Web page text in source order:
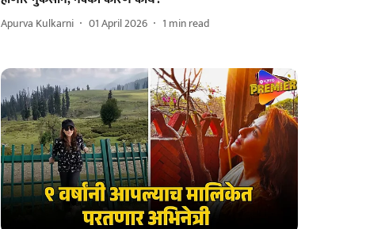
Apurva Kulkarni 01 April 2026 1 min read